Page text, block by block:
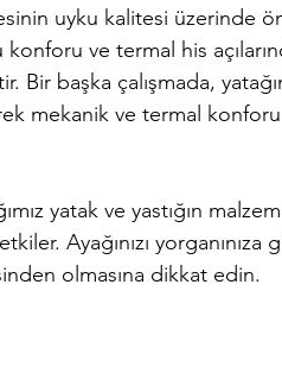
uyku kalitesi üzerinde
ve termal his
Bir başka çalışmada,
mekanik ve termal
yatak ve yastığın
Ayağınızı yorganınıza
olmasına dikkat edin.